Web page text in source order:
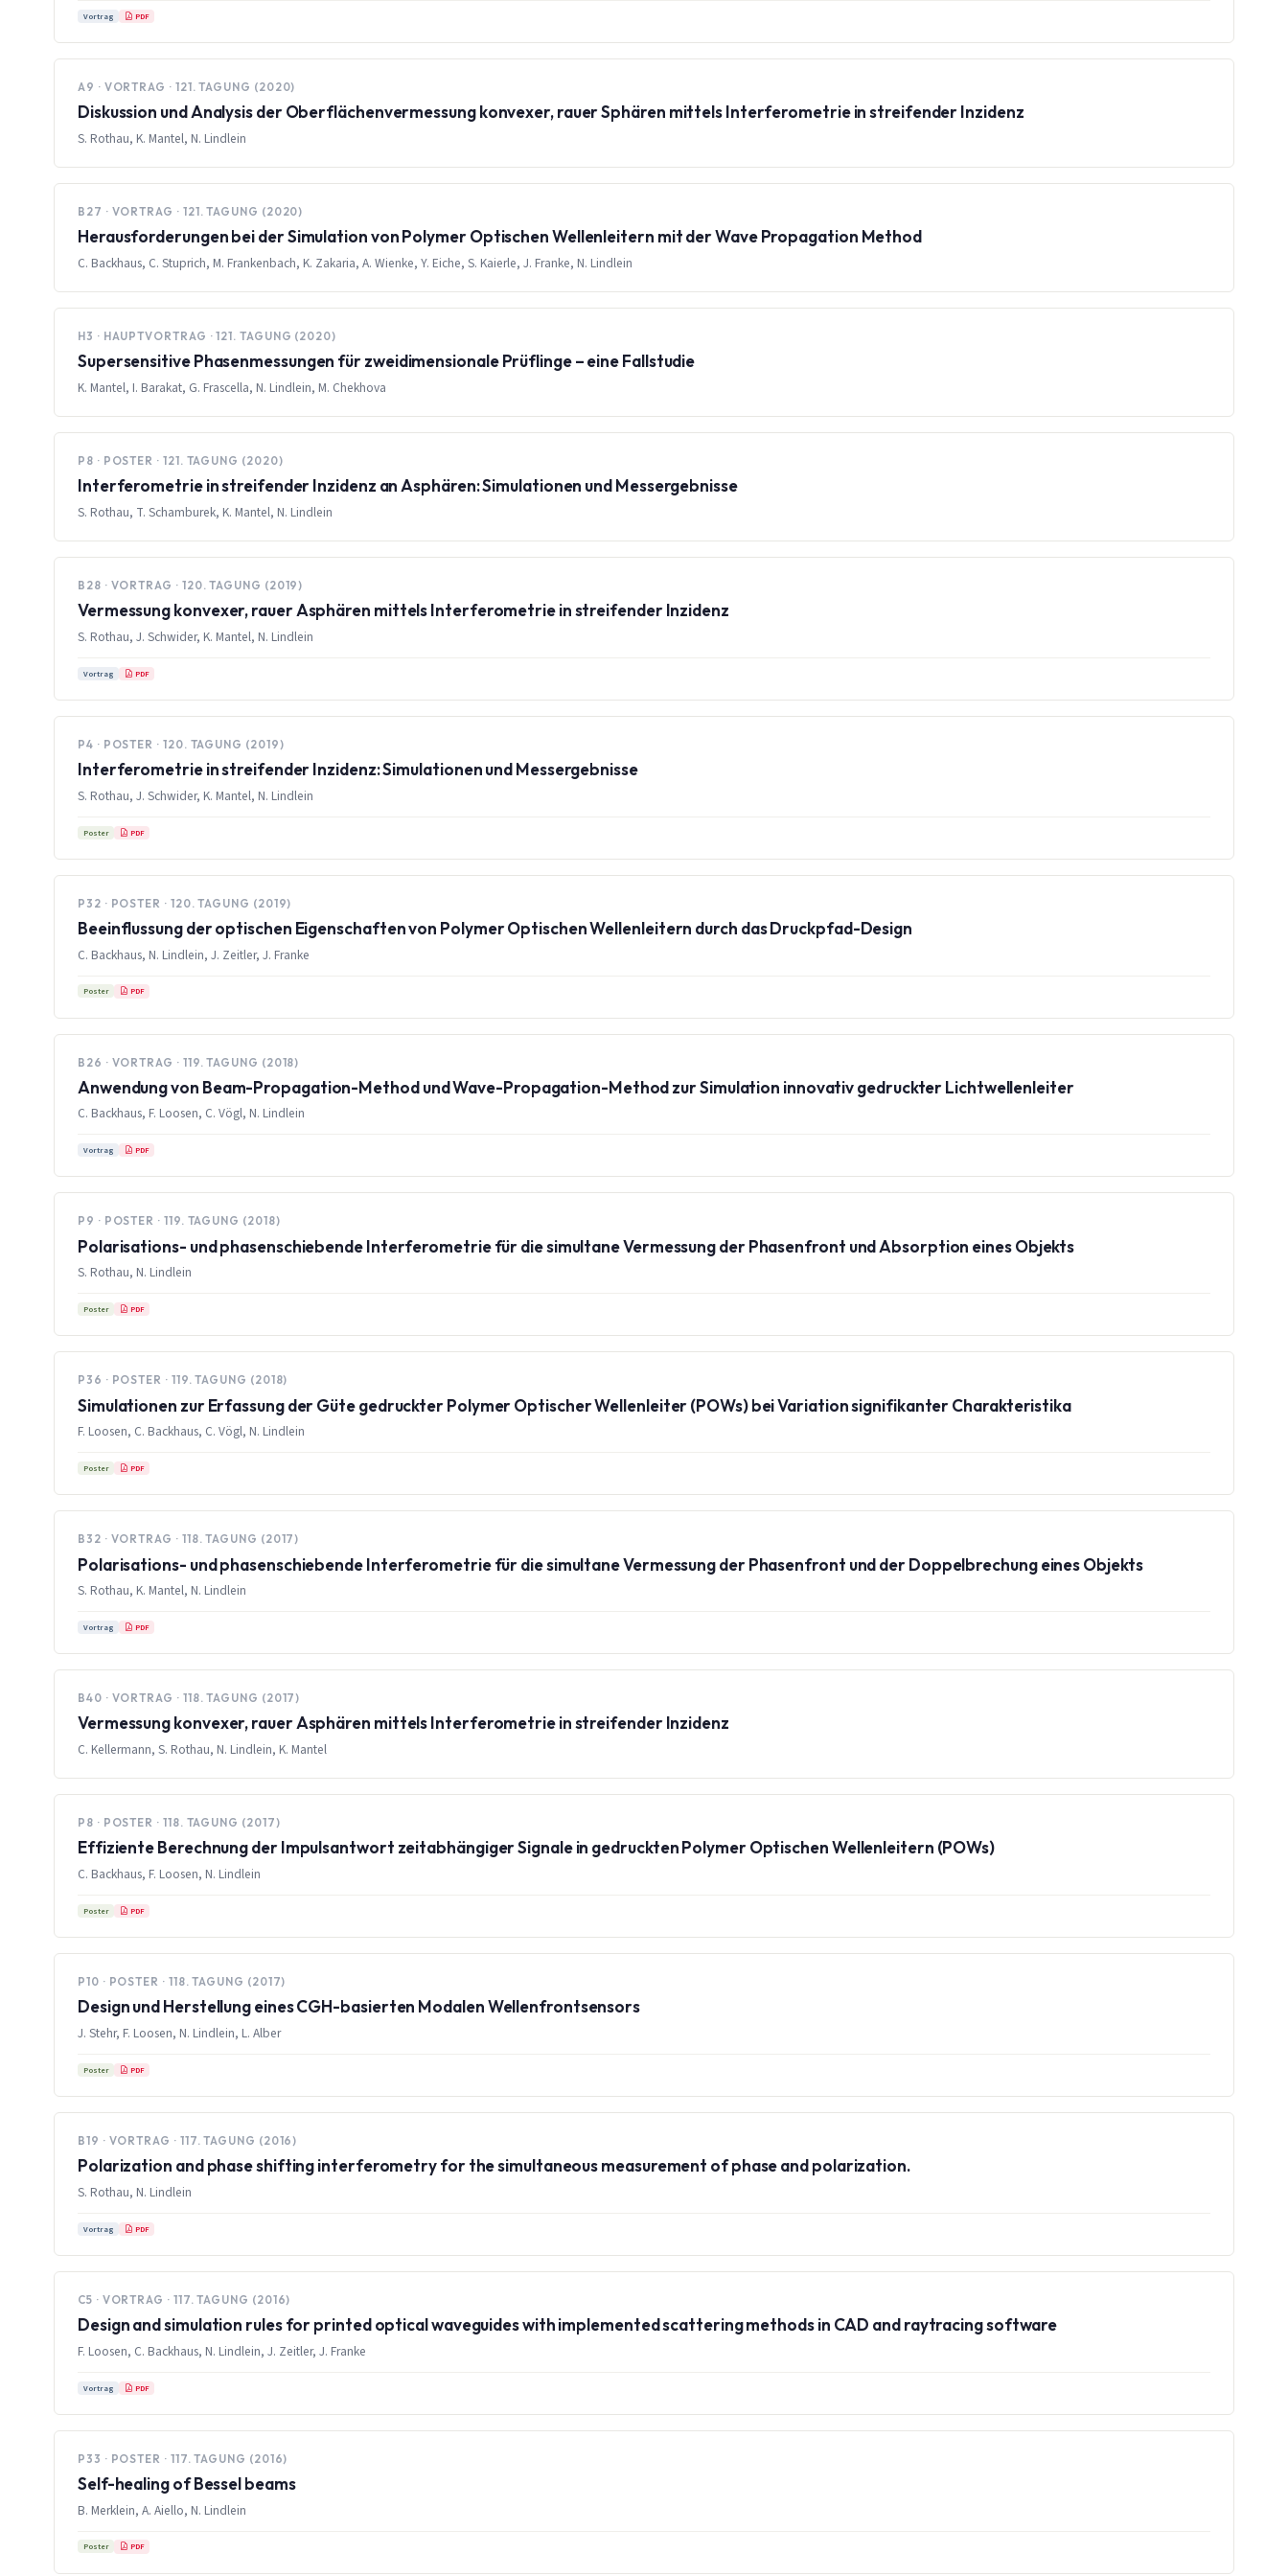
Vortrag PDF
A9 · VORTRAG · 121. TAGUNG (2020)
Diskussion und Analysis der Oberflächenvermessung konvexer, rauer Sphären mittels Interferometrie in streifender Inzidenz
S. Rothau, K. Mantel, N. Lindlein
B27 · VORTRAG · 121. TAGUNG (2020)
Herausforderungen bei der Simulation von Polymer Optischen Wellenleitern mit der Wave Propagation Method
C. Backhaus, C. Stuprich, M. Frankenbach, K. Zakaria, A. Wienke, Y. Eiche, S. Kaierle, J. Franke, N. Lindlein
H3 · HAUPTVORTRAG · 121. TAGUNG (2020)
Supersensitive Phasenmessungen für zweidimensionale Prüflinge – eine Fallstudie
K. Mantel, I. Barakat, G. Frascella, N. Lindlein, M. Chekhova
P8 · POSTER · 121. TAGUNG (2020)
Interferometrie in streifender Inzidenz an Asphären: Simulationen und Messergebnisse
S. Rothau, T. Schamburek, K. Mantel, N. Lindlein
B28 · VORTRAG · 120. TAGUNG (2019)
Vermessung konvexer, rauer Asphären mittels Interferometrie in streifender Inzidenz
S. Rothau, J. Schwider, K. Mantel, N. Lindlein
Vortrag PDF
P4 · POSTER · 120. TAGUNG (2019)
Interferometrie in streifender Inzidenz: Simulationen und Messergebnisse
S. Rothau, J. Schwider, K. Mantel, N. Lindlein
Poster PDF
P32 · POSTER · 120. TAGUNG (2019)
Beeinflussung der optischen Eigenschaften von Polymer Optischen Wellenleitern durch das Druckpfad-Design
C. Backhaus, N. Lindlein, J. Zeitler, J. Franke
Poster PDF
B26 · VORTRAG · 119. TAGUNG (2018)
Anwendung von Beam-Propagation-Method und Wave-Propagation-Method zur Simulation innovativ gedruckter Lichtwellenleiter
C. Backhaus, F. Loosen, C. Vögl, N. Lindlein
Vortrag PDF
P9 · POSTER · 119. TAGUNG (2018)
Polarisations- und phasenschiebende Interferometrie für die simultane Vermessung der Phasenfront und Absorption eines Objekts
S. Rothau, N. Lindlein
Poster PDF
P36 · POSTER · 119. TAGUNG (2018)
Simulationen zur Erfassung der Güte gedruckter Polymer Optischer Wellenleiter (POWs) bei Variation signifikanter Charakteristika
F. Loosen, C. Backhaus, C. Vögl, N. Lindlein
Poster PDF
B32 · VORTRAG · 118. TAGUNG (2017)
Polarisations- und phasenschiebende Interferometrie für die simultane Vermessung der Phasenfront und der Doppelbrechung eines Objekts
S. Rothau, K. Mantel, N. Lindlein
Vortrag PDF
B40 · VORTRAG · 118. TAGUNG (2017)
Vermessung konvexer, rauer Asphären mittels Interferometrie in streifender Inzidenz
C. Kellermann, S. Rothau, N. Lindlein, K. Mantel
P8 · POSTER · 118. TAGUNG (2017)
Effiziente Berechnung der Impulsantwort zeitabhängiger Signale in gedruckten Polymer Optischen Wellenleitern (POWs)
C. Backhaus, F. Loosen, N. Lindlein
Poster PDF
P10 · POSTER · 118. TAGUNG (2017)
Design und Herstellung eines CGH-basierten Modalen Wellenfrontsensors
J. Stehr, F. Loosen, N. Lindlein, L. Alber
Poster PDF
B19 · VORTRAG · 117. TAGUNG (2016)
Polarization and phase shifting interferometry for the simultaneous measurement of phase and polarization.
S. Rothau, N. Lindlein
Vortrag PDF
C5 · VORTRAG · 117. TAGUNG (2016)
Design and simulation rules for printed optical waveguides with implemented scattering methods in CAD and raytracing software
F. Loosen, C. Backhaus, N. Lindlein, J. Zeitler, J. Franke
Vortrag PDF
P33 · POSTER · 117. TAGUNG (2016)
Self-healing of Bessel beams
B. Merklein, A. Aiello, N. Lindlein
Poster PDF